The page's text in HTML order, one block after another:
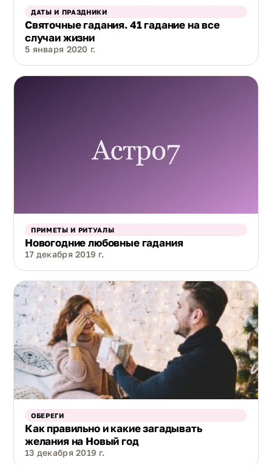
ДАТЫ И ПРАЗДНИКИ
Святочные гадания. 41 гадание на все
случаи жизни
5 января 2020 г.
ПРИМЕТЫ И РИТУАЛЫ
Новогодние любовные гадания
17 декабря 2019 г.
ОБЕРЕГИ
Как правильно и какие загадывать
желания на Новый год
13 декабря 2019 г.